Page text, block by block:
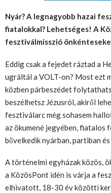
Nyár? A legnagyobb hazai
fiatalokkal? Lehetséges! A
fesztiválmisszió
Eddig csak a fejedet ráztad a
ugráltál a VOLT-on? Most ezt
közben párbeszédet
beszélhetsz Jézusról, akiről
fesztiválarc még sohasem
az ökumené jegyében, fiatalos
bővelkedik nyárban, partiban és
A történelmi egyházak közös,
a KözösPont idén is várja a
elhivatott, 18-30 év közötti